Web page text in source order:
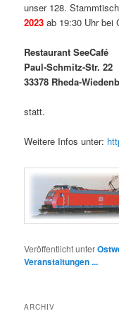
unser 128.
2023 ab 19:30 Uhr bei
Restaurant SeeCafé
Paul-Schmitz-Str. 22
33378 Rheda-
statt.
Weitere Infos unter:
Veröffentlicht unter
Veranstaltungen ...
ARCHIV